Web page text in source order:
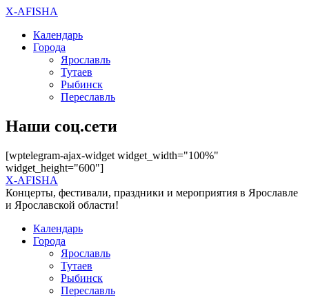
X-AFISHA
Календарь
Города
Ярославль
Тутаев
Рыбинск
Переславль
Наши соц.сети
[wptelegram-ajax-widget widget_width="100%"
widget_height="600"]
X-AFISHA
Концерты, фестивали, праздники и мероприятия в Ярославле
и Ярославской области!
Календарь
Города
Ярославль
Тутаев
Рыбинск
Переславль